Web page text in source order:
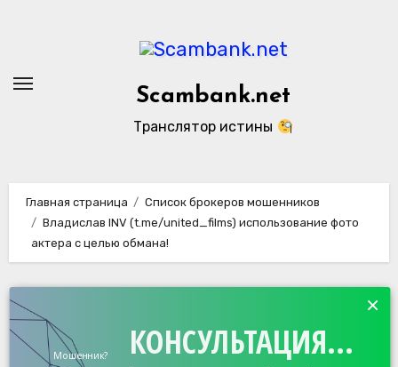
Scambank.net
Транслятор истины
Главная страница
Список брокеров мошенников
Владислав INV (t.me/united_films) использование фото
актера с целью обмана!
КОНСУЛЬТАЦИЯ...
Мошенник?
×